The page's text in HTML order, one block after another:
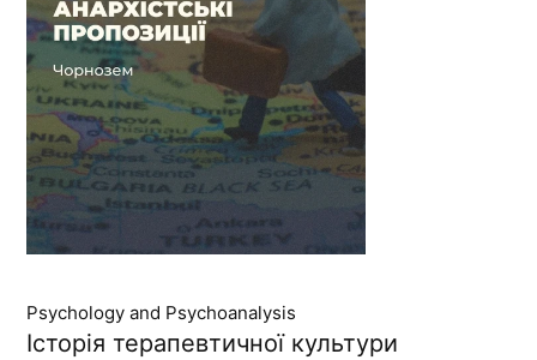
Psychology and Psychoanalysis
Історія терапевтичної культури